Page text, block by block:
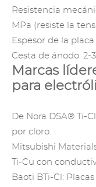
Resistencia
MPa (resiste la
Espesor de la
Cesta de ánodo: 2-
Marcas
para
De Nora DSA® Ti-
por cloro.
Mitsubishi
Ti-Cu con
Baoti BTi-Cl: